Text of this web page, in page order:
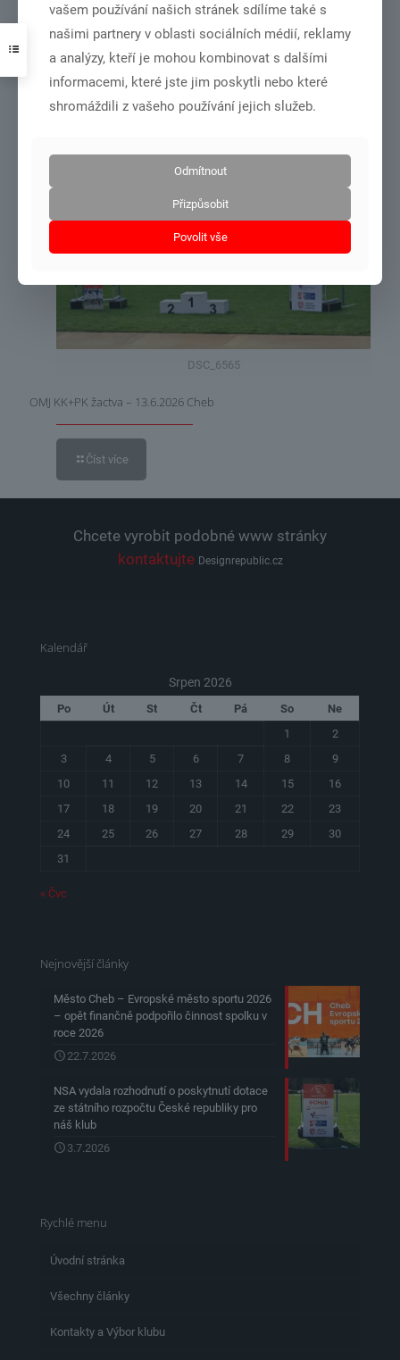
DSC01001
MČR dorost+junioři – Olomouc 27.6.-28.6.2026
DSC_6565
21.6.2026
OMJ KK+PK žactva – 13.6.2026 Cheb
Číst více
Chcete vyrobit podobné www stránky
kontaktujte Designrepublic.cz
Kalendář
Srpen 2026
Po Út St Čt Pá So
Ne
1
2
3
4 5 6 7 8
9
10
11 12 13 14 15
16
17
18 19 20 21 22
23
24
25 26 27 28 29
30
31
« Čvc
Nejnovější články
Město Cheb – Evropské město sportu 2026
– opět finančně podpořilo činnost spolku v
roce 2026
22.7.2026
NSA vydala rozhodnutí o poskytnutí dotace
ze státního rozpočtu České republiky pro
náš klub
3.7.2026
Rychlé menu
Úvodní stránka
Všechny články
Kontakty a Výbor klubu
vašem používání našich stránek sdílíme také s
našimi partnery v oblasti sociálních médií, reklamy
a analýzy, kteří je mohou kombinovat s dalšími
informacemi, které jste jim poskytli nebo které
shromáždili z vašeho používání jejich služeb.
Odmítnout
Přizpůsobit
Povolit vše